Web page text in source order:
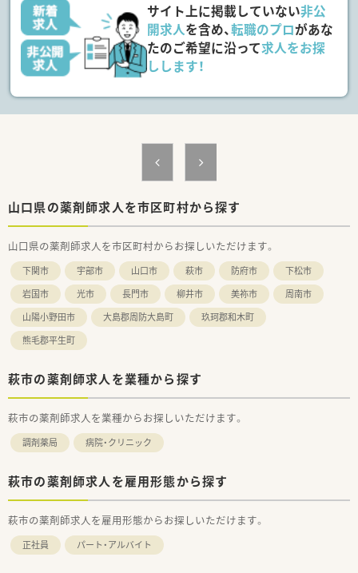
【勤務実態について】
■平日の月曜、火曜、木曜は18時までの開局となっており、夕方
以降のプライベートな時間を有効に活用できます。
■水曜、金曜、土曜は12時30分までの半日勤務となるため、週の
半ばと週末にリフレッシュする時間を確保できます。
の負担を軽減し、働きやすい環境づくりに努めています。
■東証プライム上場企業のグループという安定した経営基盤の
もと、腰を据えて長く安心して働き続けたい方に最適です。
■整形外科メインの処方箋に集中して取り組み、特定の分野での
専門的な知識やスキルをしっかりと身につけたい方。
■駅からのアクセスが良く、マイカー通勤も可能な店舗で、毎日
の通勤ストレスを軽減して快適に働きたい方におすすめです。
サイト上に掲載していない非公
開求人を含め、転職のプロがあな
たのご希望に沿って求人をお探
しします！
山口県の薬剤師求人を市区町村から探す
山口県の薬剤師求人を市区町村からお探しいただけます。
下関市 宇部市 山口市 萩市 防府市
下松市
岩国市
光市 長門市 柳井市 美祢市
周南市
山陽小野田市
大島郡周防大島町
玖珂郡和木町
熊毛郡平生町
萩市の薬剤師求人を業種から探す
萩市の薬剤師求人を業種からお探しいただけます。
調剤薬局 病院・クリニック
萩市の薬剤師求人を雇用形態から探す
萩市の薬剤師求人を雇用形態からお探しいただけます。
正社員 パート・アルバイト